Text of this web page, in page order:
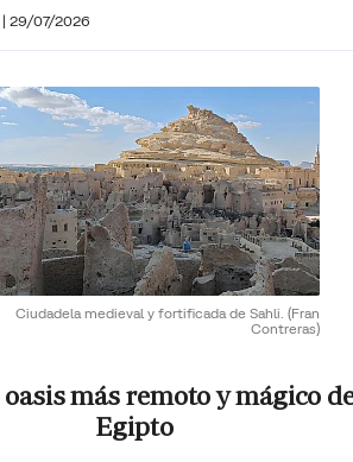
| 29/07/2026
Ciudadela medieval y fortificada de Sahli. (Fran
Contreras)
oasis más remoto y mágico
Egipto